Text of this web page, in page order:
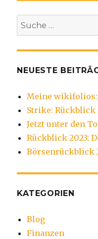
Suche
nach:
NEUESTE
Meine wikifolios:
Strike: Rückblick
Jetzt unter den
Rückblick 2023:
Börsenrückblick
KATEGORIEN
Blog
Finanzen